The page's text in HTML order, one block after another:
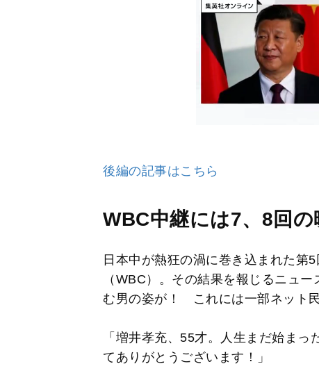
後編の記事はこちら
WBC中継には7、8回
日本中が熱狂の渦に巻き込まれた第
（WBC）。その結果を報じるニュ
む男の姿が！ これには一部ネット民
「増井孝充、55才。人生まだ始ま
てありがとうございます！」